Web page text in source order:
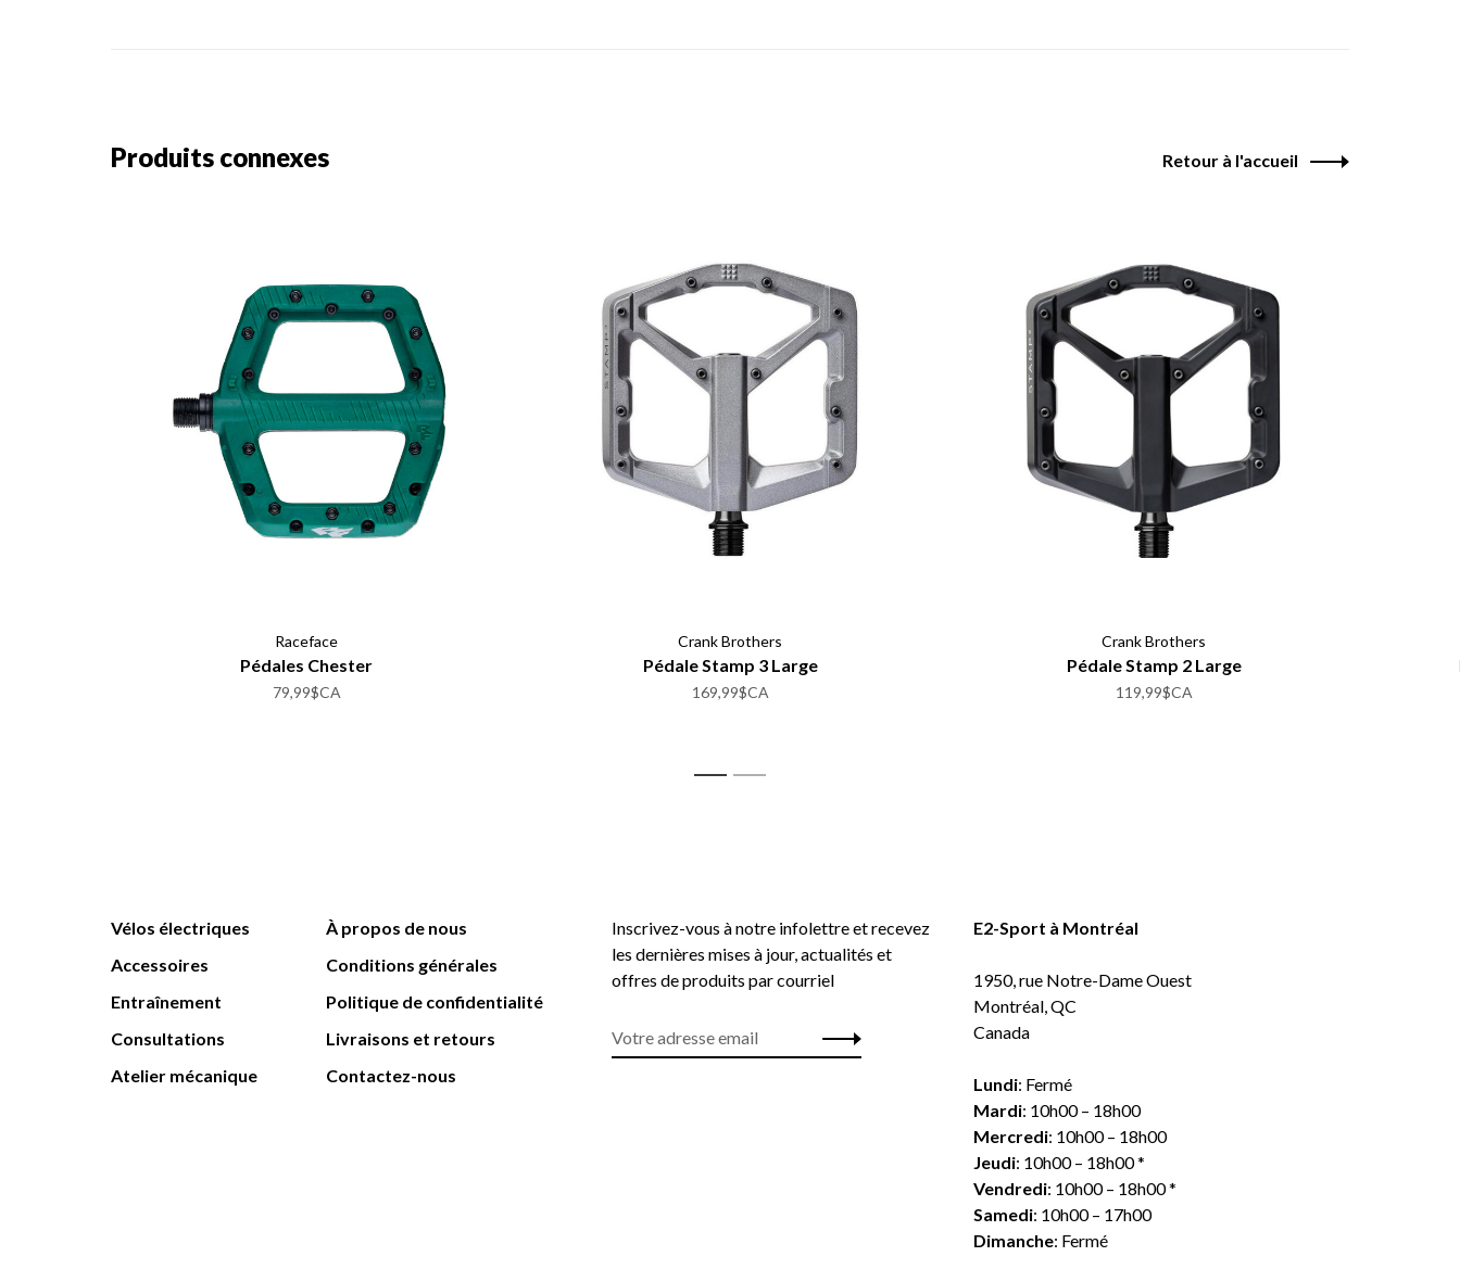
Produits connexes Retour à l'accueil
Raceface
Pédales Chester
79,99$CA
Crank Brothers
Pédale Stamp 3 Large
169,99$CA
Crank Brothers
Pédale Stamp 2 Large
119,99$CA
1 2
Vélos électriques
Accessoires
Entraînement
Consultations
Atelier mécanique
À propos de nous
Conditions générales
Politique de confidentialité
Livraisons et retours
Contactez-nous
Inscrivez-vous à notre infolettre et recevez
les dernières mises à jour, actualités et
offres de produits par courriel
E2-Sport à Montréal
1950, rue Notre-Dame Ouest
Montréal, QC
Canada
Lundi: Fermé
Mardi: 10h00 – 18h00
Mercredi: 10h00 – 18h00
Jeudi: 10h00 – 18h00 *
Vendredi: 10h00 – 18h00 *
Samedi: 10h00 – 17h00
Dimanche: Fermé